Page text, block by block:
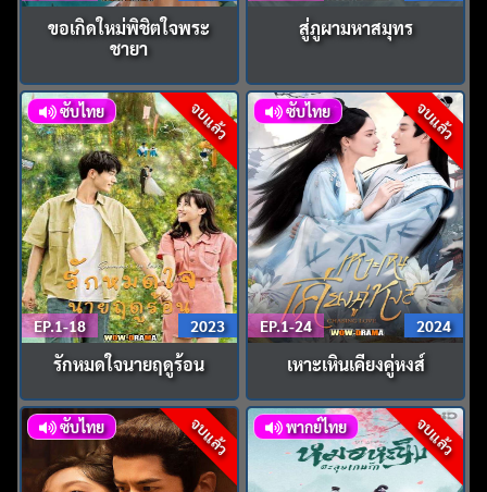
ขอเกิดใหม่พิชิตใจพระ
ชายา
สู่ภูผามหาสมุทร
จบแล้ว
ซับไทย
EP.1-18 2023
รักหมดใจนายฤดูร้อน
จบแล้ว
ซับไทย
EP.1-24 2024
เหาะเหินเคียงคู่หงส์
จบแล้ว
ซับไทย จบแล้ว
พากย์ไทย